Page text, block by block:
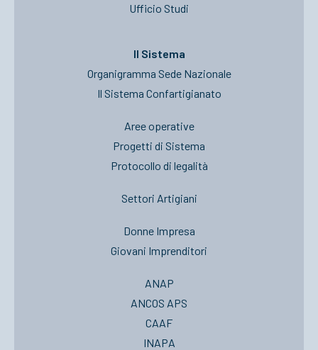
Ufficio Studi
Il Sistema
Organigramma Sede Nazionale
Il Sistema Confartigianato
Aree operative
Progetti di Sistema
Protocollo di legalità
Settori Artigiani
Donne Impresa
Giovani Imprenditori
ANAP
ANCOS APS
CAAF
INAPA